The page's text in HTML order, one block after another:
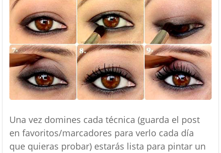
Una vez domines cada técnica (guarda el post
en favoritos/marcadores para verlo cada día
que quieras probar) estarás lista para pintar un